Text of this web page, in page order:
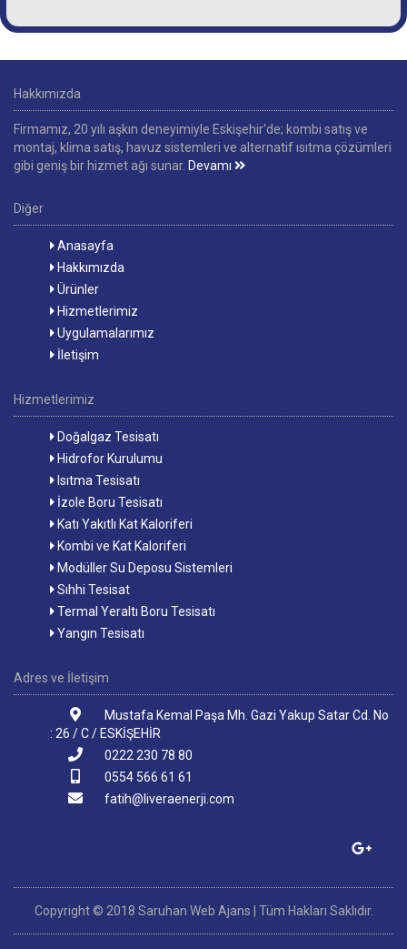
Hakkımızda
Firmamız, 20 yılı aşkın deneyimiyle Eskişehir'de; kombi satış ve
montaj, klima satış, havuz sistemleri ve alternatif ısıtma çözümleri
gibi geniş bir hizmet ağı sunar. Devamı
Diğer
Anasayfa
Hakkımızda
Ürünler
Hizmetlerimiz
Uygulamalarımız
İletişim
Hizmetlerimiz
Doğalgaz Tesisatı
Hidrofor Kurulumu
Isıtma Tesisatı
İzole Boru Tesisatı
Katı Yakıtlı Kat Kaloriferi
Kombi ve Kat Kaloriferi
Modüller Su Deposu Sistemleri
Sıhhi Tesisat
Termal Yeraltı Boru Tesisatı
Yangın Tesisatı
Adres ve İletişim
Mustafa Kemal Paşa Mh. Gazi Yakup Satar Cd. No
: 26 / C / ESKİŞEHİR
0222 230 78 80
0554 566 61 61
fatih@liveraenerji.com
Copyright © 2018 Saruhan Web Ajans | Tüm Hakları Saklıdır.